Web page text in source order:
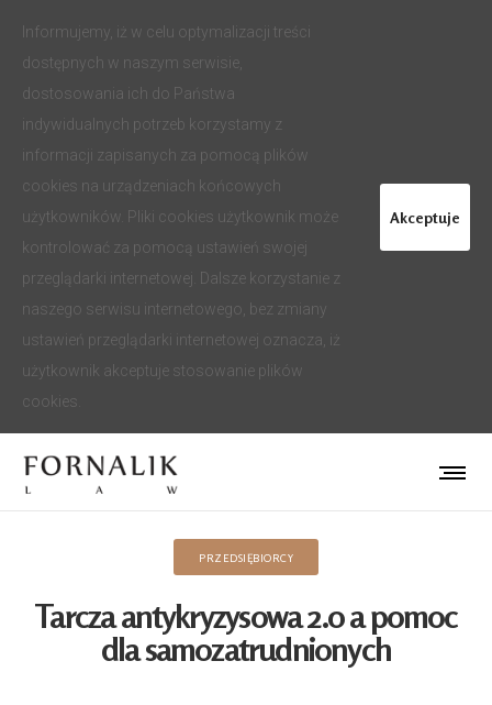
PRZEDSIĘBIORCY
Tarcza antykryzysowa 2.0 a pomoc
dla samozatrudnionych
Informujemy, iż w celu optymalizacji treści
dostępnych w naszym serwisie,
dostosowania ich do Państwa
indywidualnych potrzeb korzystamy z
informacji zapisanych za pomocą plików
cookies na urządzeniach końcowych
użytkowników. Pliki cookies użytkownik może
kontrolować za pomocą ustawień swojej
przeglądarki internetowej. Dalsze korzystanie z
naszego serwisu internetowego, bez zmiany
ustawień przeglądarki internetowej oznacza, iż
użytkownik akceptuje stosowanie plików
cookies.
Akceptuje